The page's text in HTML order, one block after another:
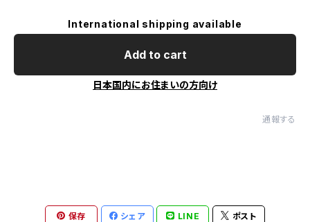
International shipping available
Add to cart
日本国内にお住まいの方向け
通報する
保存 シェア LINE ポスト